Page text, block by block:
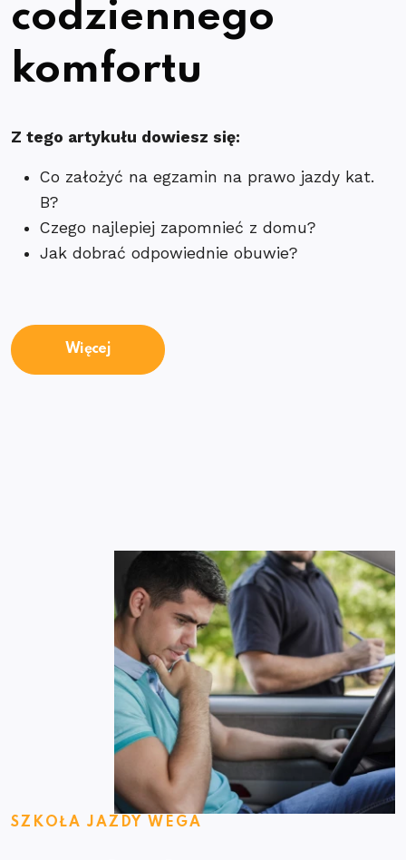
codziennego
komfortu
Z tego artykułu dowiesz się:
Co założyć na egzamin na prawo jazdy kat.
B?
Czego najlepiej zapomnieć z domu?
Jak dobrać odpowiednie obuwie?
Więcej
SZKOŁA JAZDY WEGA